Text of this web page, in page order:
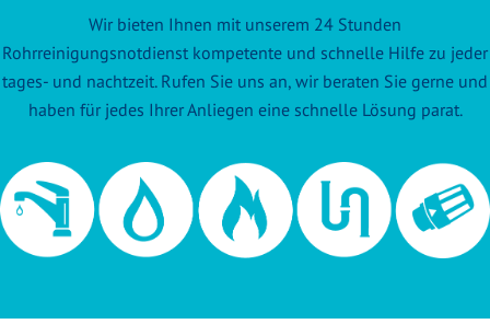
Wir bieten Ihnen mit unserem 24 Stunden
Rohrreinigungsnotdienst kompetente und schnelle Hilfe zu jeder
tages- und nachtzeit. Rufen Sie uns an, wir beraten Sie gerne und
haben für jedes Ihrer Anliegen eine schnelle Lösung parat.